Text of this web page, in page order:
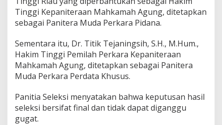
2
6
Tinggi Kepaniteraan Mahkamah Agung, ditetapkan
sebagai Panitera Muda Perkara Pidana.
Sementara itu, Dr. Titik Tejaningsih, S.H., M.Hum.,
Hakim Tinggi Pemilah Perkara Kepaniteraan
Mahkamah Agung, ditetapkan sebagai Panitera
Muda Perkara Perdata Khusus.
Panitia Seleksi menyatakan bahwa keputusan hasil
seleksi bersifat final dan tidak dapat diganggu
gugat.